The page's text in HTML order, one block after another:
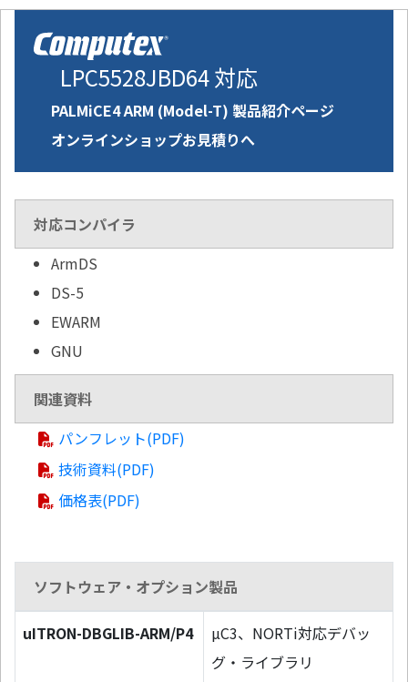
LPC5528JBD64 対応
PALMiCE4 ARM (Model-T) 製品紹介ページ
オンラインショップお見積りへ
対応コンパイラ
ArmDS
DS-5
EWARM
GNU
関連資料
パンフレット(PDF)
技術資料(PDF)
価格表(PDF)
ソフトウェア・オプション製品
uITRON-DBGLIB-ARM/P4
µC3、NORTi対応デバッ
グ・ライブラリ